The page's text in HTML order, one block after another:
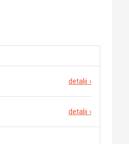
detalii ›
detalii ›